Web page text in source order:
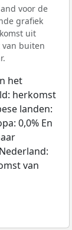
voor de
grafiek
uit
buiten
het
herkomst
landen:
0,0% En
van